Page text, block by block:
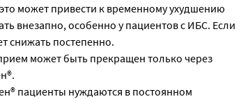
может привести к временному ухудшению
внезапно, особенно у пациентов с ИБС. Если
снижать постепенно.
может быть прекращен только через
пациенты нуждаются в постоянном